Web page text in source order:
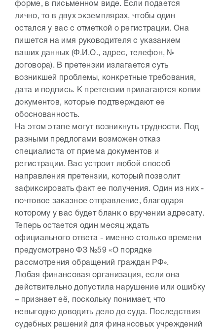
форме, в письменном виде. Если подается
лично, то в двух экземплярах, чтобы один
остался у вас с отметкой о регистрации. Она
пишется на имя руководителя с указанием
ваших данных (Ф.И.О., адрес, телефон, №
договора). В претензии излагается суть
возникшей проблемы, конкретные требования,
дата и подпись. К претензии прилагаются копии
документов, которые подтверждают ее
обоснованность.
На этом этапе могут возникнуть трудности. Под
разными предлогами возможен отказ
специалиста от приема документов и
регистрации. Вас устроит любой способ
направления претензии, который позволит
зафиксировать факт ее получения. Один из них -
почтовое заказное отправление, благодаря
которому у вас будет бланк о вручении адресату.
Теперь остается один месяц ждать
официального ответа - именно столько времени
предусмотрено ФЗ №59 «О порядке
рассмотрения обращений граждан РФ».
Любая финансовая организация, если она
действительно допустила нарушение или ошибку
– признает её, поскольку понимает, что
невыгодно доводить дело до суда. Последствия
судебных решений для финансовых учреждений